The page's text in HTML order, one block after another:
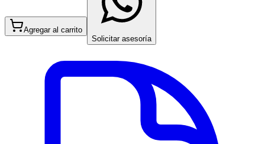
Agregar al carrito
Solicitar asesoría